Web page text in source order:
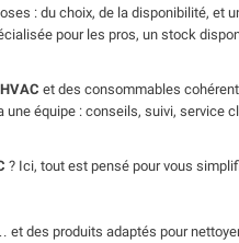
: du choix, de la disponibilité, et
pour les pros, un stock
et des consommables
une équipe : conseils, suivi,
? Ici, tout est pensé pour vous
et des produits adaptés pour